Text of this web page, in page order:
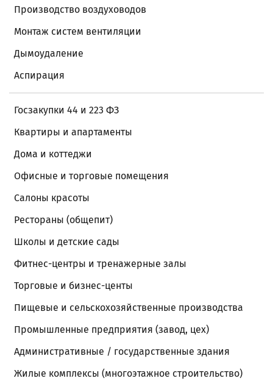
Производство воздуховодов
Монтаж систем вентиляции
Дымоудаление
Аспирация
Госзакупки 44 и 223 ФЗ
Квартиры и апартаменты
Дома и коттеджи
Офисные и торговые помещения
Салоны красоты
Рестораны (общепит)
Школы и детские сады
Фитнес-центры и тренажерные залы
Торговые и бизнес-центы
Пищевые и сельскохозяйственные производства
Промышленные предприятия (завод, цех)
Административные / государственные здания
Жилые комплексы (многоэтажное строительство)